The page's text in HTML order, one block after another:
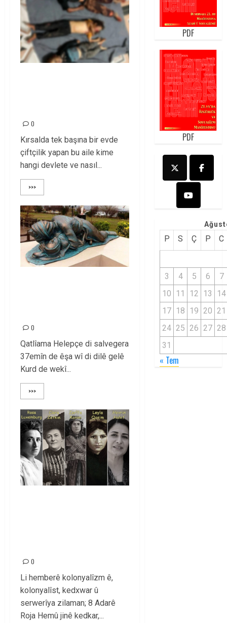
0
Kırsalda tek başına bir evde
çiftçilik yapan bu aile kime
hangi devlete ve nasıl...
>>>
0
Qatlîama Helepçe di salvegera
37emîn de êşa wî di dilê gelê
Kurd de wekî...
>>>
0
Li hemberê kolonyalîzm ê,
kolonyalîst, kedxwar û
serwerîya zilaman; 8 Adarê
Roja Hemû jinê kedkar,...
PDF
PDF
P S Ç P C
3 4 5 6
7
10 11 12 13
14
17 18 19 20 21
24 25 26 27 28
31
« Tem